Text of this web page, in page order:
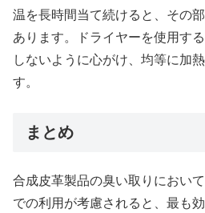
温を長時間当て続けると、その
あります。ドライヤーを使用す
しないように心がけ、均等に加
す。
まとめ
合成皮革製品の臭い取りにおい
での利用が考慮されると、最も